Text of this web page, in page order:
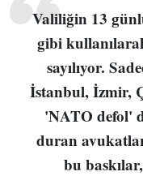
Valiliğin 13
gibi
sayılıyor.
İstanbul, İzmir,
'NATO defol'
duran
bu